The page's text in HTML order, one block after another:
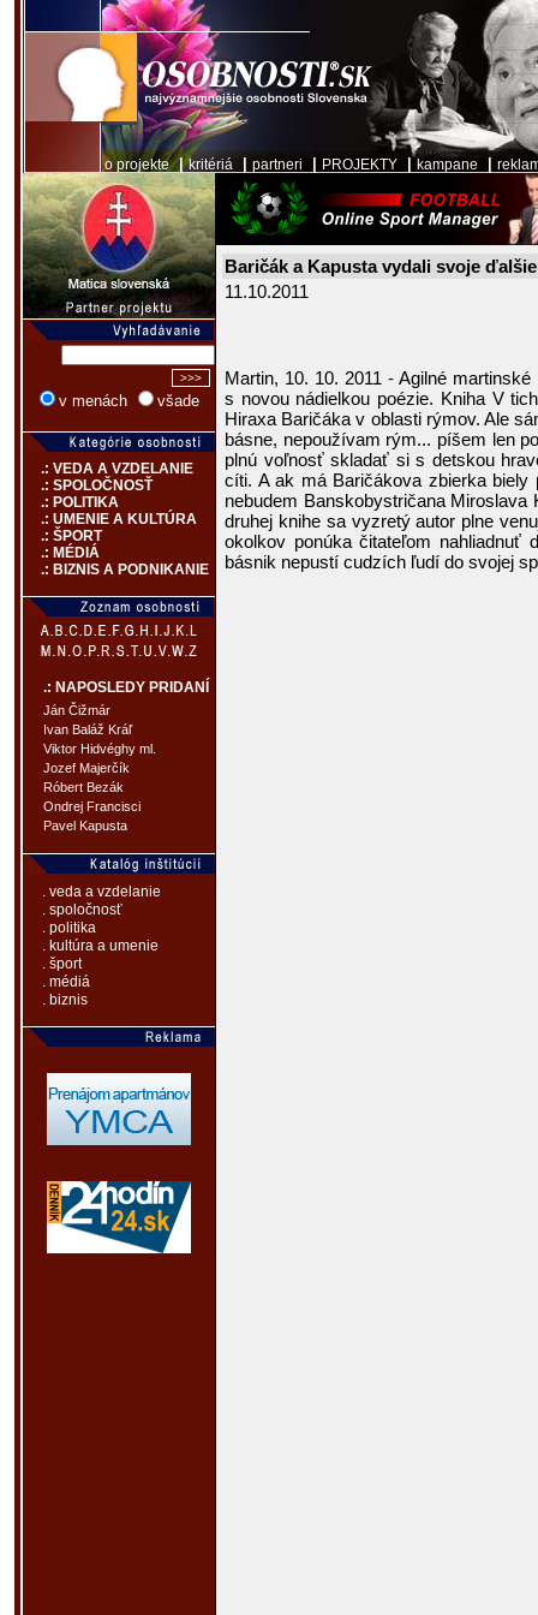
o projekte|kritériá partneri PROJEKTY kampane
v menách všade
.: VEDA A VZDELANIE
.: SPOLOČNOSŤ
.: POLITIKA
.: UMENIE A KULTÚRA
.: ŠPORT
.: MÉDIÁ
.: BIZNIS A PODNIKANIE
.: NAPOSLEDY PRIDANÍ
Ján Čižmár
Ivan Baláž Kráľ
Viktor Hidvéghy ml.
Jozef Majerčík
Róbert Bezák
Ondrej Francisci
Pavel Kapusta
. veda a vzdelanie
. spoločnosť
. politika
. kultúra a umenie
. šport
. médiá
. biznis
Baričák a Kapusta vydali svoje
11.10.2011
Martin, 10. 10. 2011 - Agilné
s novou nádielkou poézie. Kniha V
Hiraxa Baričáka v oblasti rýmov. Ale
básne, nepoužívam rým... píšem len
plnú voľnosť skladať si s detskou
cíti. A ak má Baričákova zbierka
nebudem Banskobystričana Miroslava
druhej knihe sa vyzretý autor plne
okolkov ponúka čitateľom nahliadnuť
básnik nepustí cudzích ľudí do svojej